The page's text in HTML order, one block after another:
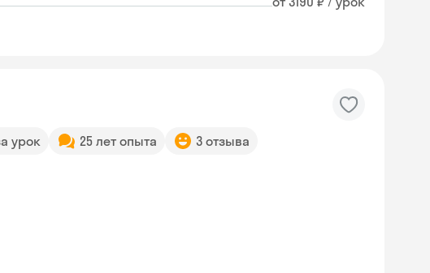
урок 25 лет опыта 3 отзыва